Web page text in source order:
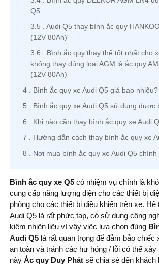
Q5
3.5
Audi Q5 thay bình ắc quy
(12V-80Ah)
3.6
Bình ắc quy thay thế tốt nhất cho
không thay đúng loại AGM là ắc quy
(12V-80Ah)
4
Bình ắc quy xe Audi Q5 giá bao nhiêu?
5
Bình ắc quy xe Audi Q5 sử dụng được
6
Khi nào cần thay bình ắc quy xe Audi
7
Hướng dẫn cách thay bình ắc quy xe
8
Nơi mua bình ắc quy xe Audi Q5
Bình ắc quy xe Q5 có nhiệm vụ chính là
cung cấp năng lượng điện cho các thiết bị
phòng cho các thiết bị điều khiển trên xe. Hệ
Audi Q5 là rất phức tạp, có sử dụng công
kiệm nhiên liệu vì vậy việc lựa chọn đúng
Audi Q5 là rất quan trọng để đảm bảo
an toàn và tránh các hư hỏng / lỗi có thể xảy
này Ắc quy Duy Phát sẽ chia sẻ đến khách